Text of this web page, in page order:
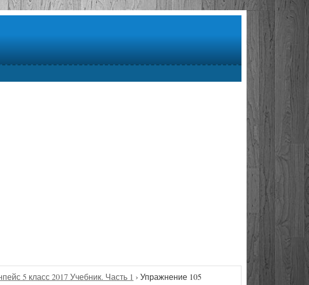
5 класс 2017 Учебник. Часть 1 › Упражнение 105